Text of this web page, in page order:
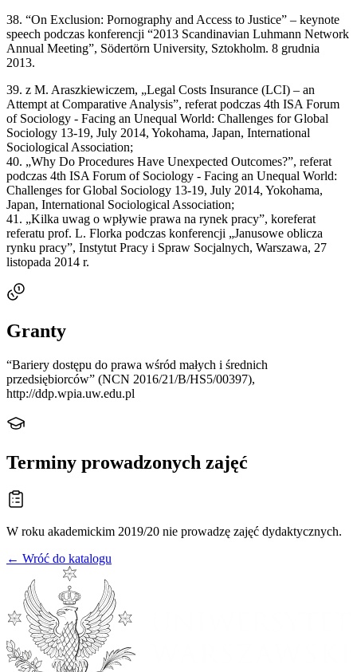
38. “On Exclusion: Pornography and Access to Justice” – keynote
speech podczas konferencji “2013 Scandinavian Luhmann Network
Annual Meeting”, Södertörn University, Sztokholm. 8 grudnia
2013.
39. z M. Araszkiewiczem, „Legal Costs Insurance (LCI) – an
Attempt at Comparative Analysis”, referat podczas 4th ISA Forum
of Sociology - Facing an Unequal World: Challenges for Global
Sociology 13-19, July 2014, Yokohama, Japan, International
Sociological Association;
40. „Why Do Procedures Have Unexpected Outcomes?”, referat
podczas 4th ISA Forum of Sociology - Facing an Unequal World:
Challenges for Global Sociology 13-19, July 2014, Yokohama,
Japan, International Sociological Association;
41. „Kilka uwag o wpływie prawa na rynek pracy”, koreferat
referatu prof. L. Florka podczas konferencji „Janusowe oblicza
rynku pracy”, Instytut Pracy i Spraw Socjalnych, Warszawa, 27
listopada 2014 r.
Granty
“Bariery dostępu do prawa wśród małych i średnich
przedsiębiorców” (NCN 2016/21/B/HS5/00397),
http://ddp.wpia.uw.edu.pl
Terminy prowadzonych zajęć
W roku akademickim 2019/20 nie prowadzę zajęć dydaktycznych.
← Wróć do katalogu